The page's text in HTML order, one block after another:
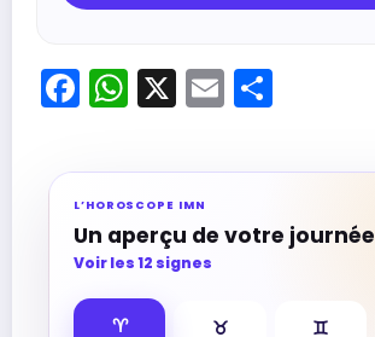
Facebook
WhatsApp
X Email
L’HOROSCOPE IMN
Un aperçu de votre journée
Voir les 12 signes
♈︎ ♉︎ ♊︎